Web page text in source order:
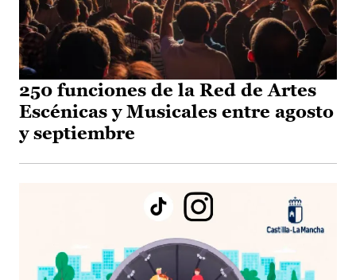
250 funciones de la Red de Artes
Escénicas y Musicales entre agosto
y septiembre